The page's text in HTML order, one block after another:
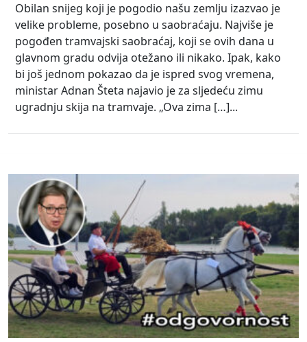
Obilan snijeg koji je pogodio našu zemlju izazvao je
velike probleme, posebno u saobraćaju. Najviše je
pogođen tramvajski saobraćaj, koji se ovih dana u
glavnom gradu odvija otežano ili nikako. Ipak, kako
bi još jednom pokazao da je ispred svog vremena,
ministar Adnan Šteta najavio je za sljedeću zimu
ugradnju skija na tramvaje. „Ova zima […]...